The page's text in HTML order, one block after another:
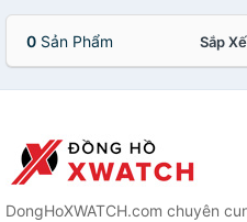
0 Sản Phẩm Sắp
DongHoXWATCH.com chuyên